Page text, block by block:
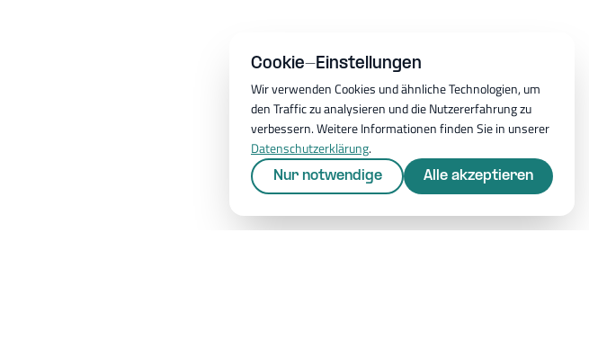
Cookie-Einstellungen
Wir verwenden Cookies und ähnliche Technologien, um
den Traffic zu analysieren und die Nutzererfahrung zu
verbessern. Weitere Informationen finden Sie in unserer
Datenschutzerklärung.
Nur notwendige Alle akzeptieren